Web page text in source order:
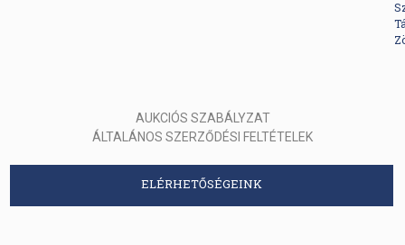
AUKCIÓS SZABÁLYZAT
ÁLTALÁNOS SZERZŐDÉSI FELTÉTELEK
ELÉRHETŐSÉGEINK